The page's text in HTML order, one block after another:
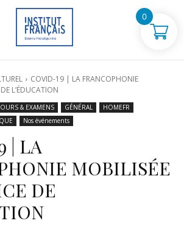
COVID-19 | LA FRANCOPHONIE
L’ÉDUCATION
& EXAMENS GÉNÉRAL
HOMEFR
Nos événements
| LA
MOBILISÉE
DE
0